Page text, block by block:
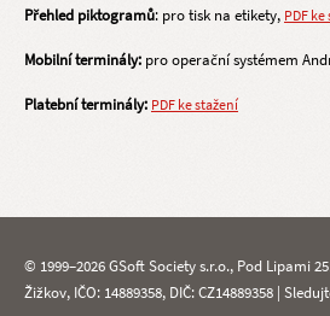
Přehled piktogramů: pro tisk na etikety, PDF
Mobilní terminály: pro operační systémem
Platební terminály: PDF ke stažení
© 1999–2026 GSoft Society s.r.o., Pod Lipami
Žižkov, IČO: 14889358, DIČ: CZ14889358 |